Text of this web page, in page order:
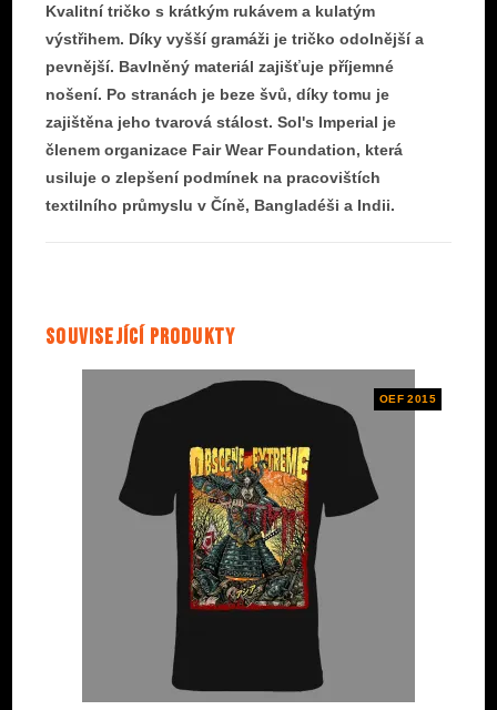
Kvalitní tričko s krátkým rukávem a kulatým
výstřihem. Díky vyšší gramáži je tričko odolnější a
pevnější. Bavlněný materiál zajišťuje příjemné
nošení. Po stranách je beze švů, díky tomu je
zajištěna jeho tvarová stálost. Sol's Imperial je
členem organizace Fair Wear Foundation, která
usiluje o zlepšení podmínek na pracovištích
textilního průmyslu v Číně, Bangladéši a Indii.
Související produkty
OEF 2015